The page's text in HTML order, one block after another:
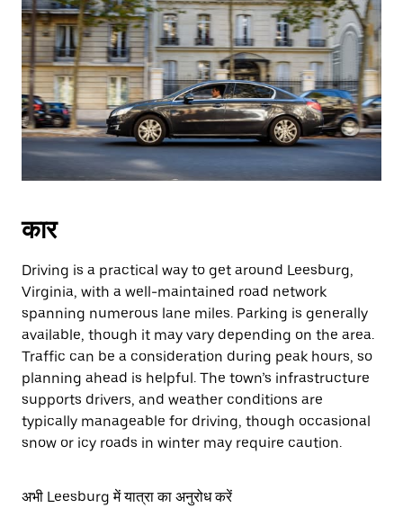
कार
Driving is a practical way to get around Leesburg,
Virginia, with a well-maintained road network
spanning numerous lane miles. Parking is generally
available, though it may vary depending on the area.
Traffic can be a consideration during peak hours, so
planning ahead is helpful. The town’s infrastructure
supports drivers, and weather conditions are
typically manageable for driving, though occasional
snow or icy roads in winter may require caution.
अभी Leesburg में यात्रा का अनुरोध करें